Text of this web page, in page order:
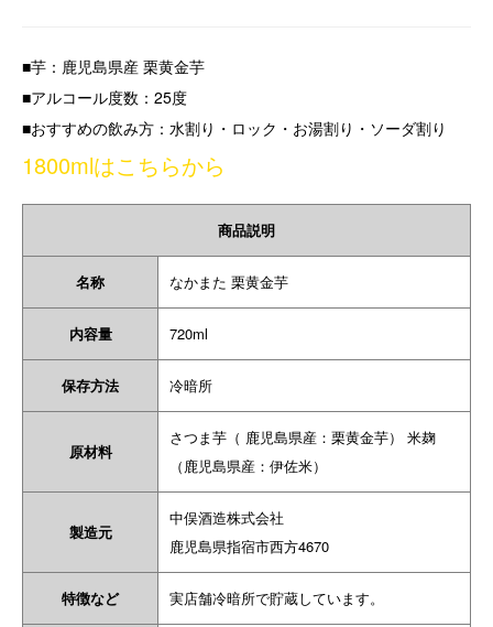
■芋：鹿児島県産 栗黄金芋
■アルコール度数：25度
■おすすめの飲み方：水割り・ロック・お湯割り・ソーダ割り
1800mlはこちらから
商品説明
名称 なかまた 栗黄金芋
内容量 720ml
保存方法 冷暗所
原材料
さつま芋（ 鹿児島県産：栗黄金芋） 米麹
（鹿児島県産：伊佐米）
製造元
中俣酒造株式会社
鹿児島県指宿市西方4670
特徴など 実店舗冷暗所で貯蔵しています。